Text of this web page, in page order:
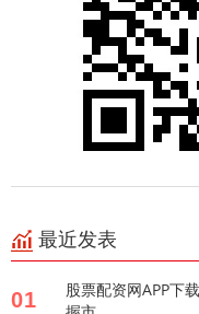
最近发表
01
股票配资网APP下